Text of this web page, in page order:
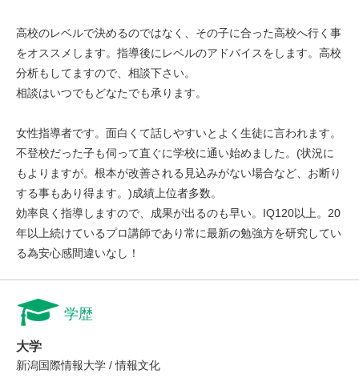
高校のレベルで決めるのではなく、その子に合った高校へ行く事
をオススメします。指導後にレベルのアドバイスをします。高校
分析もしてますので、相談下さい。
相談はいつでもどなたでも承ります。
女性指導者です。面白くて話しやすいとよく生徒に言われます。
不登校だった子も伺って直ぐに学校に通い始めました。(状況に
もよりますが。根本が改善される見込みがない場合など、お断り
する事もあり得ます。)成績上位者多数。
効率良く指導しますので、成果が出るのも早い。IQ120以上。20
年以上続けているプロ講師であり常に最新の勉強方を研究してい
る為安心感間違いなし！
学歴
大学
新潟国際情報大学 / 情報文化